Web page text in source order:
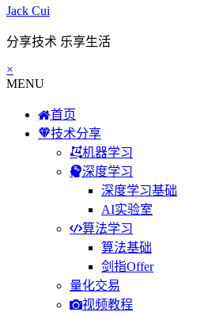
Jack Cui
分享技术 乐享生活
×
MENU
首页
技术分享
机器学习
深度学习
深度学习基础
AI实验室
算法学习
算法基础
剑指Offer
量化交易
视频教程